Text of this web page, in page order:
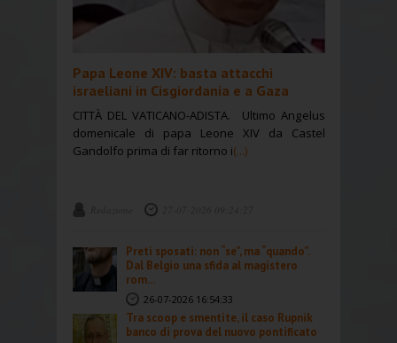
Papa Leone XIV: basta attacchi
israeliani in Cisgiordania e a Gaza
CITTÀ DEL VATICANO-ADISTA. Ultimo Angelus
domenicale di papa Leone XIV da Castel
Gandolfo prima di far ritorno i(...)
Preti sposati: non “se”, ma “quando”.
Dal Belgio una sfida al magistero
rom...
26-07-2026 16:54:33
Tra scoop e smentite, il caso Rupnik
banco di prova del nuovo pontificato